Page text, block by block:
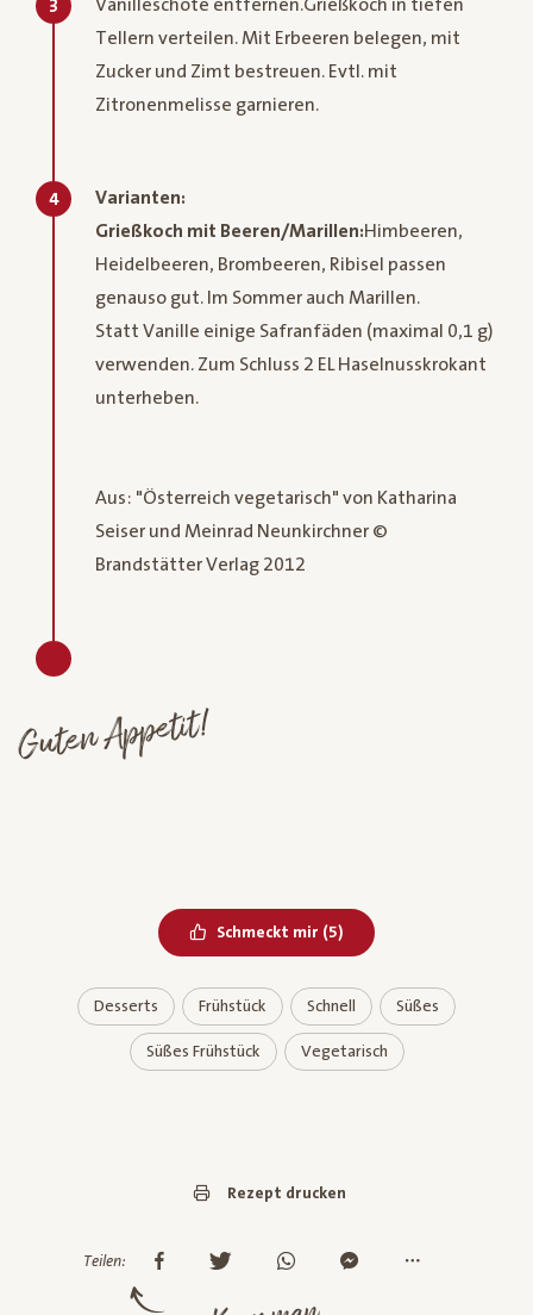
3
Vanilleschote entfernen.Grießkoch in tiefen
Tellern verteilen. Mit Erbeeren belegen, mit
Zucker und Zimt bestreuen. Evtl. mit
Zitronenmelisse garnieren.
4
Varianten:
Grießkoch mit Beeren/Marillen:Himbeeren,
Heidelbeeren, Brombeeren, Ribisel passen
genauso gut. Im Sommer auch Marillen.
Statt Vanille einige Safranfäden (maximal 0,1 g)
verwenden. Zum Schluss 2 EL Haselnusskrokant
unterheben.
Aus: "Österreich vegetarisch" von Katharina
Seiser und Meinrad Neunkirchner ©
Brandstätter Verlag 2012
Guten Appetit!
Schmeckt mir Bereits geliked
(5)
Desserts Frühstück Schnell Süßes
Süßes Frühstück Vegetarisch
Rezept drucken
Teilen: